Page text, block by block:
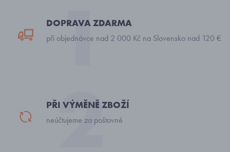
DOPRAVA ZDARMA
při objednávce nad 2 000 Kč na Slovensko nad 120 €
PŘI VÝMĚNĚ ZBOŽÍ
neúčtujeme za poštovné